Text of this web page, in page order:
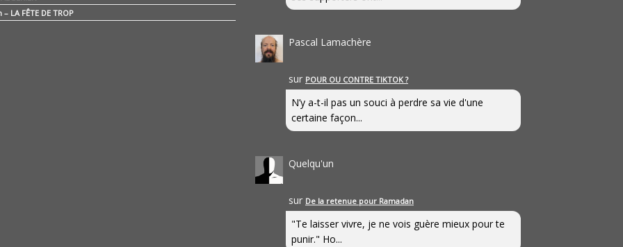
LA FÊTE DE TROP
Pascal Lamachère
sur POUR OU CONTRE TIKTOK ?
N’y a-t-il pas un souci à perdre sa vie d'une
certaine façon...
Quelqu'un
sur De la retenue pour Ramadan
"Te laisser vivre, je ne vois guère mieux pour te
punir." Ho...